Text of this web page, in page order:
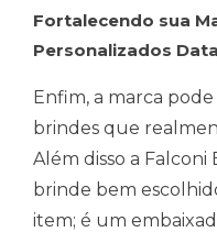
Fortalecendo sua
Personalizados
Enfim, a marca
brindes que
Além disso a
brinde bem
item; é um